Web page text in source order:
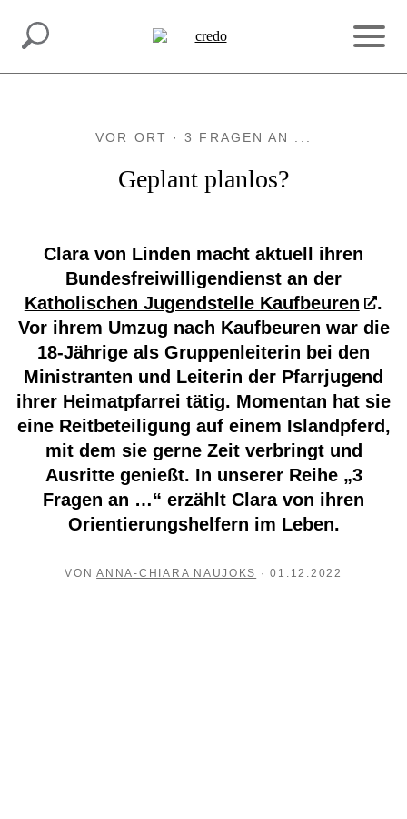
INSPIRATION. MACH MIT.
VOR ORT · 3 FRAGEN AN ...
Geplant planlos?
Clara von Linden macht aktuell ihren
Bundesfreiwilligendienst an der
Katholischen Jugendstelle Kaufbeuren
.
Vor ihrem Umzug nach Kaufbeuren war die
18-Jährige als Gruppenleiterin bei den
Ministranten und Leiterin der Pfarrjugend
ihrer Heimatpfarrei tätig. Momentan hat sie
eine Reitbeteiligung auf einem Islandpferd,
mit dem sie gerne Zeit verbringt und
Ausritte genießt. In unserer Reihe „3
Fragen an …“ erzählt Clara von ihren
Orientierungshelfern im Leben.
VONANNA-CHIARA NAUJOKS · 01.12.2022